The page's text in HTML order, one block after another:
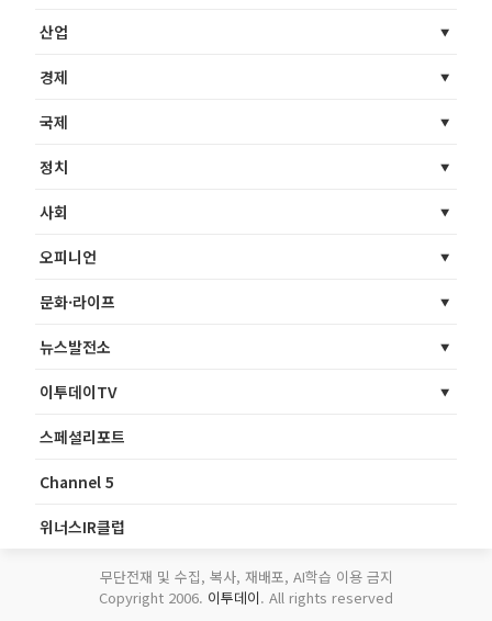
산업
경제
국제
정치
사회
오피니언
문화·라이프
뉴스발전소
이투데이TV
스페셜리포트
Channel 5
위너스IR클럽
무단전재 및 수집, 복사, 재배포, AI학습 이용 금지
Copyright 2006. 이투데이. All rights reserved